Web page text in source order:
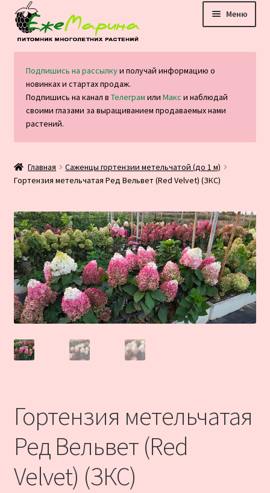
Перейти
к
навигации
Перейти
к
содержимому
Меню
Каталог
Оплата и доставка
Отзывы
Контакты
Подпишись на рассылкуи получай информацию о
новинках и стартах продаж.
Подпишись на канал в Телеграм или Макс и наблюдай
своими глазами за выращиванием продаваемых нами
растений.
Главная
Саженцы гортензии метельчатой (до 1 м)
Гортензия метельчатая Ред Вельвет (Red Velvet) (ЗКС)
Гортензия метельчатая
Ред Вельвет (Red
Velvet) (ЗКС)